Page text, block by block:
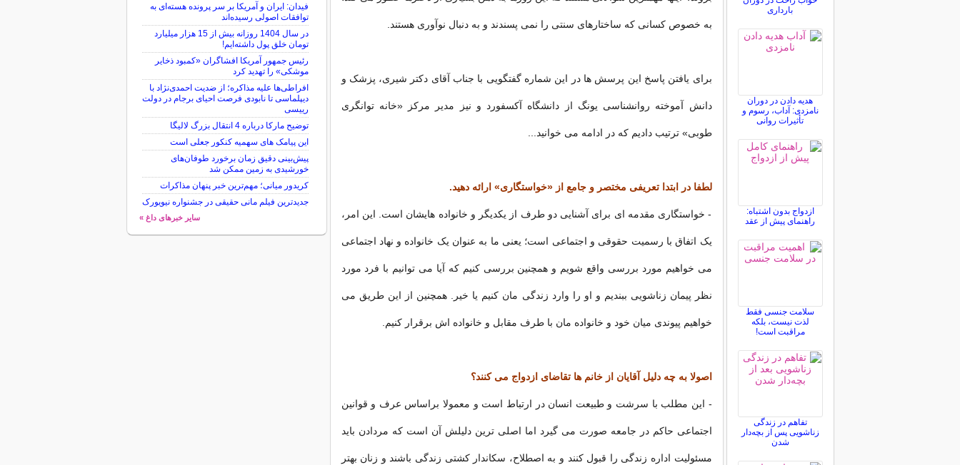
به خصوص کسانی که ساختارهای سنتی را نمی پسندند و به دنبال نوآوری هستند.
برای یافتن پاسخ این پرسش ها در این شماره گفتگویی با جناب آقای دکتر شیری، پزشک و
دانش آموخته روانشناسی یونگ از دانشگاه آکسفورد و نیز مدیر مرکز «خانه توانگری
طوبی» ترتیب دادیم که در ادامه می خوانید...
لطفا در ابتدا تعریفی مختصر و جامع از «خواستگاری» ارائه دهید.
- خواستگاری مقدمه ای برای آشنایی دو طرف از یکدیگر و خانواده هایشان است. این امر،
یک اتفاق با رسمیت حقوقی و اجتماعی است؛ یعنی ما به عنوان یک خانواده و نهاد اجتماعی
می خواهیم مورد بررسی واقع شویم و همچنین بررسی کنیم که آیا می توانیم با فرد مورد
نظر پیمان زناشویی ببندیم و او را وارد زندگی مان کنیم یا خیر. همچنین از این طریق می
خواهیم پیوندی میان خود و خانواده مان با طرف مقابل و خانواده اش برقرار کنیم.
اصولا به چه دلیل آقایان از خانم ها تقاضای ازدواج می کنند؟
- این مطلب با سرشت و طبیعت انسان در ارتباط است و معمولا براساس عرف و قوانین
اجتماعی حاکم در جامعه صورت می گیرد اما اصلی ترین دلیلش آن است که مردادن باید
مسئولیت اداره زندگی را قبول کنند و به اصطلاح، سکاندار کشتی زندگی باشند و زنان بهتر
بارداری
هدیه دادن در دوران
نامزدی: آداب، رسوم و
تأثیرات روانی
ازدواج بدون اشتباه:
راهنمای پیش از عقد
سلامت جنسی فقط
لذت نیست، بلکه
مراقبت است!
تفاهم در زندگی
زناشویی پس از بچه‌دار
شدن
فیدان: ایران و آمریکا بر سر پرونده هسته‌ای به
توافقات اصولی رسیده‌اند
در سال 1404 روزانه بیش از 15 هزار میلیارد
تومان خلق پول داشته‌ایم!
رئیس جمهور آمریکا افشاگران «کمبود ذخایر
موشکی» را تهدید کرد
افراطی‌ها علیه مذاکره؛ از ضدیت احمدی‌نژاد با
دیپلماسی تا نابودی فرصت احیای برجام در دولت
رییسی
توضیح مارکا درباره 4 انتقال بزرگ لالیگا
این پیامک های سهمیه کنکور جعلی است
پیش‌بینی دقیق زمان برخورد طوفان‌های
خورشیدی به زمین ممکن شد
کریدور میانی؛ مهم‌ترین خبر پنهان مذاکرات
جدیدترین فیلم مانی حقیقی در جشنواره نیویورک
سایر خبرهای داغ »